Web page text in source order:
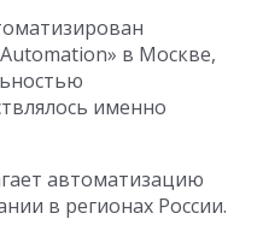
в Москве,
именно
автоматизацию
в регионах России.